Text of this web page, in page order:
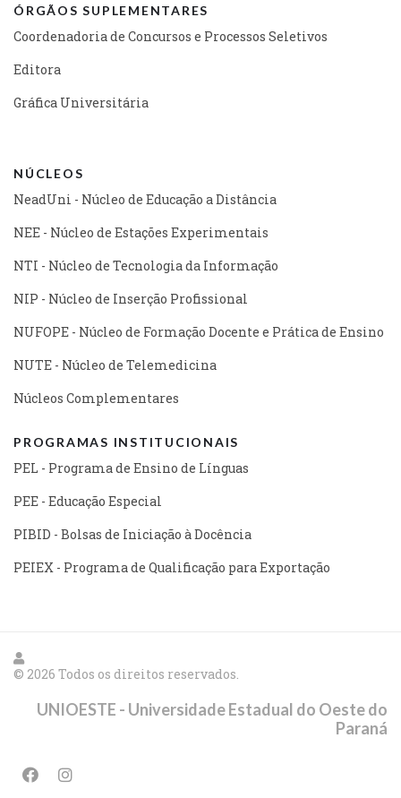
ÓRGÃOS SUPLEMENTARES
Coordenadoria de Concursos e Processos Seletivos
Editora
Gráfica Universitária
NÚCLEOS
NeadUni - Núcleo de Educação a Distância
NEE - Núcleo de Estações Experimentais
NTI - Núcleo de Tecnologia da Informação
NIP - Núcleo de Inserção Profissional
NUFOPE - Núcleo de Formação Docente e Prática de Ensino
NUTE - Núcleo de Telemedicina
Núcleos Complementares
PROGRAMAS INSTITUCIONAIS
PEL - Programa de Ensino de Línguas
PEE - Educação Especial
PIBID - Bolsas de Iniciação à Docência
PEIEX - Programa de Qualificação para Exportação
© 2026 Todos os direitos reservados.
UNIOESTE - Universidade Estadual do Oeste do
Paraná